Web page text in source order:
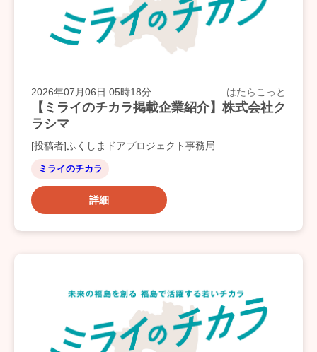
2026年07月06日 05時18分 はたらこっと
【ミライのチカラ掲載企業紹介】株式会社ク
ラシマ
[投稿者]ふくしまドアプロジェクト事務局
ミライのチカラ
詳細